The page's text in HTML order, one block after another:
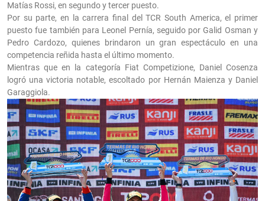
Matías Rossi, en segundo y tercer puesto.
Por su parte, en la carrera final del TCR South America, el primer
puesto fue también para Leonel Pernía, seguido por Galid Osman y
Pedro Cardozo, quienes brindaron un gran espectáculo en una
competencia reñida hasta el último momento.
Mientras que en la categoría Fiat Competizione, Daniel Cosenza
logró una victoria notable, escoltado por Hernán Maienza y Daniel
Garaggiola.